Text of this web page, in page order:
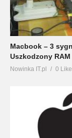
Macbook – 3
Uszkodzony RAM
Nowinka IT.pl 0